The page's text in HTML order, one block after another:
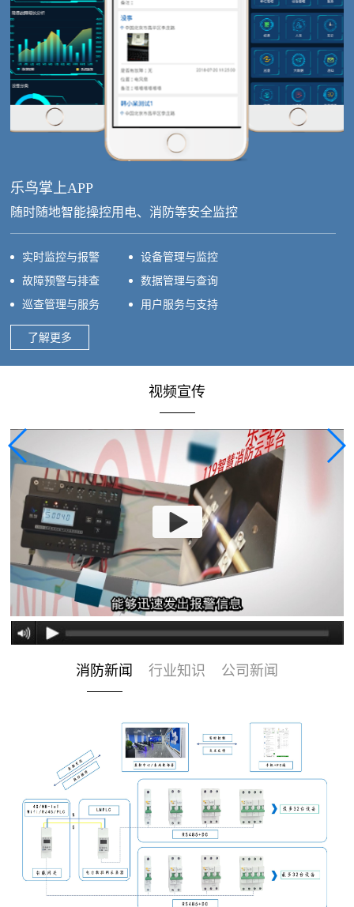
乐鸟掌上APP
随时随地智能操控用电、消防等安全监控
实时监控与报警
设备管理与监控
故障预警与排查
数据管理与查询
巡查管理与服务
用户服务与支持
了解更多
视频宣传
消防新闻 行业知识 公司新闻